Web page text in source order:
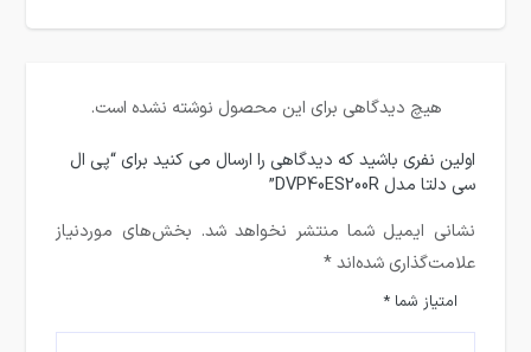
هیچ دیدگاهی برای این محصول نوشته نشده است.
اولین نفری باشید که دیدگاهی را ارسال می کنید برای “پی ال
سی دلتا مدل DVP40ES200R”
نشانی ایمیل شما منتشر نخواهد شد. بخش‌های موردنیاز
علامت‌گذاری شده‌اند*
امتیاز شما*